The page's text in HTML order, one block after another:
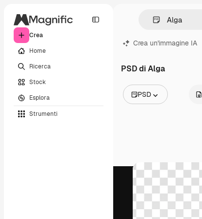
Crea
Home
Ricerca
Stock
Esplora
Strumenti
Crea un'immagine IA
PSD di Alga
PSD
Video
Icone
Modelli 3D
Font